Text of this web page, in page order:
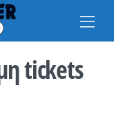
tickets